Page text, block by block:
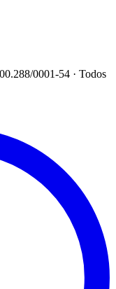
0001-54 · Todos